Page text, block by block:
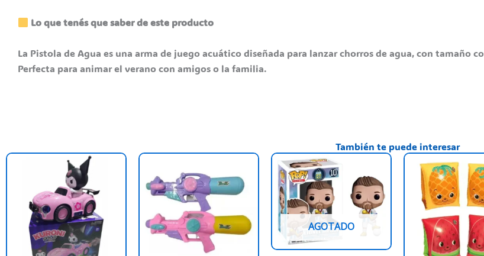
Lo que tenés que saber de este producto
La Pistola de Agua es una arma de juego acuático diseñada para lanzar chorros de agua, con tamaño
Perfecta para animar el verano con amigos o la familia.
También te puede interesar
AGOTADO